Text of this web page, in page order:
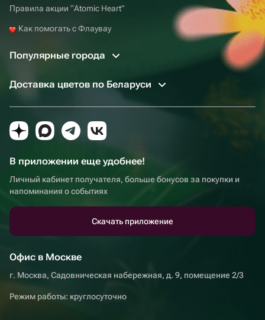
Правила акции “Atomic Heart”
Как помогать с Флаувау
Популярные города
Доставка цветов по Беларуси
В приложении еще удобнее!
Личный кабинет получателя, больше бонусов за покупки и
напоминания о событиях
Скачать приложение
Офис в Москве
г. Москва, Садовническая набережная, д. 9, помещение 2/3
Режим работы: круглосуточно